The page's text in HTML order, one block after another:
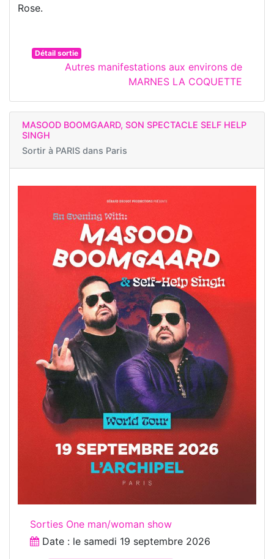
Rose.
Détail sortie
Autres manifestations aux environs de
MARNES LA COQUETTE
MASOOD BOOMGAARD, SON SPECTACLE SELF HELP
SINGH
Sortir à PARIS dans Paris
Sorties One man/woman show
Date : le samedi 19 septembre 2026